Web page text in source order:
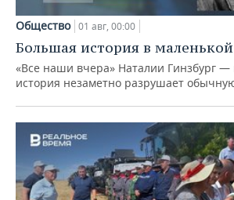
Общество 01 авг, 00:00
Большая история в
«Все наши вчера» Наталии Гинзбург —
история незаметно разрушает